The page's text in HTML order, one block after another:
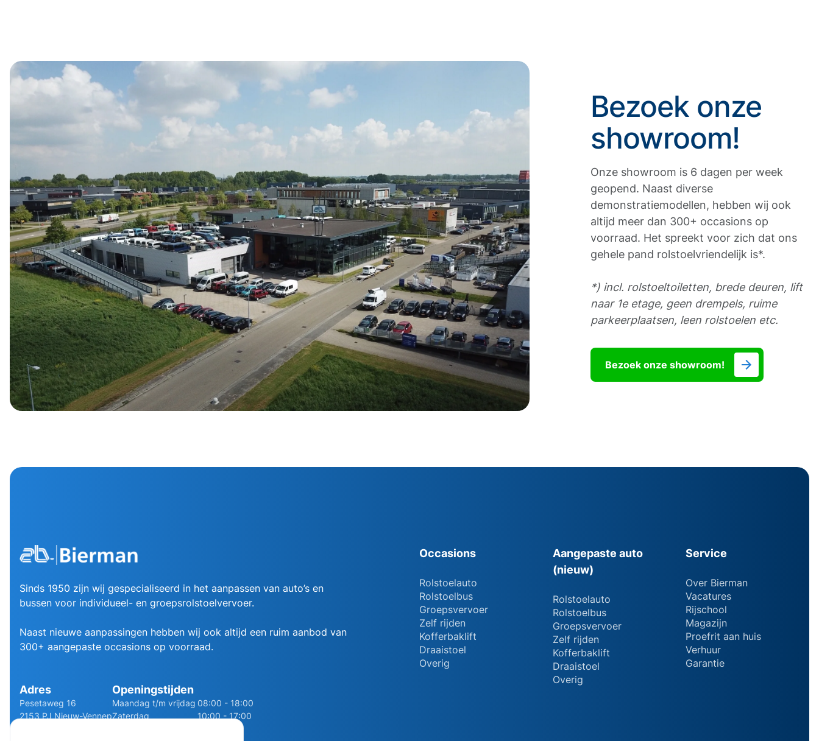
Bezoek onze
showroom!
Onze showroom is 6 dagen per week
geopend. Naast diverse
demonstratiemodellen, hebben wij ook
altijd meer dan 300+ occasions op
voorraad. Het spreekt voor zich dat ons
gehele pand rolstoelvriendelijk is*.
*) incl. rolstoeltoiletten, brede deuren, lift
naar 1e etage, geen drempels, ruime
parkeerplaatsen, leen rolstoelen etc.
Bezoek onze showroom!
Sinds 1950 zijn wij gespecialiseerd in het aanpassen van auto’s en
bussen voor individueel- en groepsrolstoelvervoer.
Naast nieuwe aanpassingen hebben wij ook altijd een ruim aanbod van
300+ aangepaste occasions op voorraad.
Adres
Pesetaweg 16
2153 PJ Nieuw-Vennep
Openingstijden
Maandag t/m vrijdag 08:00 - 18:00
Zaterdag
10:00 - 17:00
Occasions
Rolstoelauto
Rolstoelbus
Groepsvervoer
Zelf rijden
Kofferbaklift
Draaistoel
Overig
Aangepaste auto
(nieuw)
Rolstoelauto
Rolstoelbus
Groepsvervoer
Zelf rijden
Kofferbaklift
Draaistoel
Overig
Service
Over Bierman
Vacatures
Rijschool
Magazijn
Proefrit aan huis
Verhuur
Garantie